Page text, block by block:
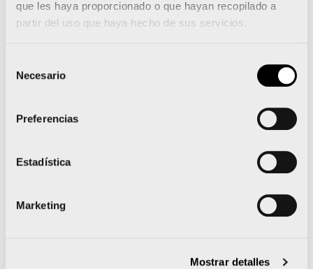
que les haya proporcionado o que hayan recopilado a
partir del uso que haya hecho de sus servicios.
Necesario
Preferencias
Estadística
Marketing
Mostrar detalles